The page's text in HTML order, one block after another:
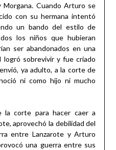
Cuando Arturo se
con su hermana intentó
un bando del estilo de
los niños que hubieran
ser abandonados en una
logró sobrevivir y fue criado
ya adulto, a la corte de
ni como hijo ni mucho
la corte para hacer caer a
aprovechó la debilidad del
entre Lanzarote y Arturo
una guerra entre sus